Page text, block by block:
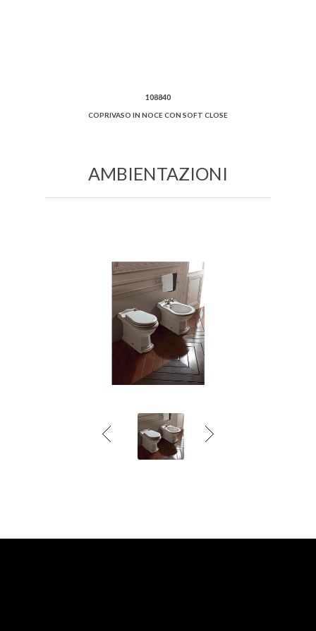
108840
COPRIVASO IN NOCE CON SOFT CLOSE
AMBIENTAZIONI